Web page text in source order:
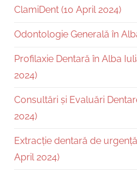
ClamiDent (10 April 2024)
Odontologie Generală în
Profilaxie Dentară în Alba
2024)
Consultări și Evaluări
2024)
Extracție dentară de
April 2024)